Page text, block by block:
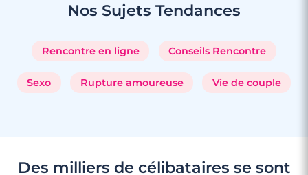
Nos Sujets Tendances
Rencontre en ligne Conseils Rencontre
Sexo Rupture amoureuse Vie de couple
Des milliers de célibataires se sont